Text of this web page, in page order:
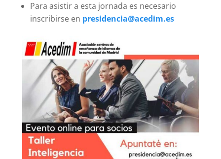
Para asistir a esta jornada es necesario
inscribirse en presidencia@acedim.es